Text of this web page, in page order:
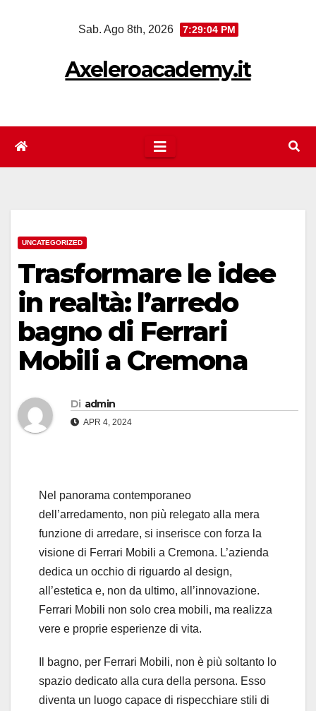
Sab. Ago 8th, 2026 7:29:05 PM
Axeleroacademy.it
UNCATEGORIZED
Trasformare le idee
in realtà: l’arredo
bagno di Ferrari
Mobili a Cremona
Di admin
APR 4, 2024
Nel panorama contemporaneo
dell’arredamento, non più relegato alla mera
funzione di arredare, si inserisce con forza la
visione di Ferrari Mobili a Cremona. L’azienda
dedica un occhio di riguardo al design,
all’estetica e, non da ultimo, all’innovazione.
Ferrari Mobili non solo crea mobili, ma realizza
vere e proprie esperienze di vita.
Il bagno, per Ferrari Mobili, non è più soltanto lo
spazio dedicato alla cura della persona. Esso
diventa un luogo capace di rispecchiare stili di